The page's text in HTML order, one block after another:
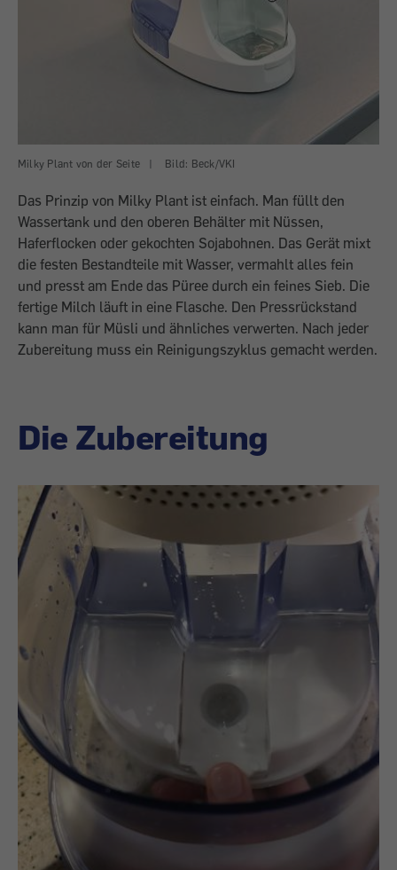
Milky Plant von der Seite | Bild: Beck/VKI
Das Prinzip von Milky Plant ist einfach. Man füllt den
Wassertank und den oberen Behälter mit Nüssen,
Haferflocken oder gekochten Sojabohnen. Das Gerät mixt
die festen Bestandteile mit Wasser, vermahlt alles fein
und presst am Ende das Püree durch ein feines Sieb. Die
fertige Milch läuft in eine Flasche. Den Pressrückstand
kann man für Müsli und ähnliches verwerten. Nach jeder
Zubereitung muss ein Reinigungszyklus gemacht werden.
Die Zubereitung